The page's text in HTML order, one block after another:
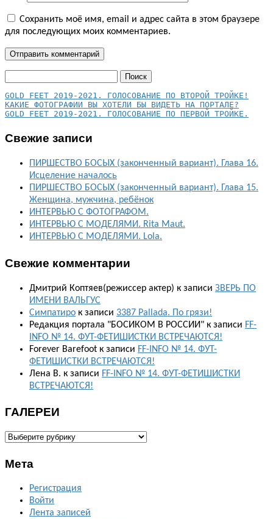
Сохранить моё имя, email и адрес сайта в этом браузере
для последующих моих комментариев.
КАКИЕ ФОТОГРАФИИ ВЫ ХОТЕЛИ БЫ ВИДЕТЬ НА ПОРТАЛЕ?
GOLD FEET 2019-2021. ГОЛОСОВАНИЕ ПО ПЕРВОЙ ТРОЙКЕ.
Свежие записи
ПИРШЕСТВО БОСЫХ (законченный вариант). Глава 16.
Исцеление началось
ПИРШЕСТВО БОСЫХ (законченный вариант). Глава 15.
Женщина, мужчина, ребёнок
ИНТЕРВЬЮ С ФОТОГРАФОМ.
ИНТЕРВЬЮ С МОДЕЛЯМИ. Rita Maut.
ИНТЕРВЬЮ С МОДЕЛЯМИ. Lola.
Свежие комментарии
Дмитрий Коптяев(режиссер актер) к записи ЗВЕРЬ ПО
ИМЕНИ ВАЛЬГУС
Симпатиро к записи 3387 Pallada. По грязи!
Редакция портала "БОСИКОМ В РОССИИ" к записи FF-
INFO № 14. ФУТ-ФЕТИШИСТКИ ВСТРЕЧАЮТСЯ!
Forever Barefoot к записи FF-INFO № 14. ФУТ-
ФЕТИШИСТКИ ВСТРЕЧАЮТСЯ!
Лена В. к записи FF-INFO № 14. ФУТ-ФЕТИШИСТКИ
ВСТРЕЧАЮТСЯ!
ГАЛЕРЕИ
ГАЛЕРЕИ
Мета
Регистрация
Войти
Лента записей